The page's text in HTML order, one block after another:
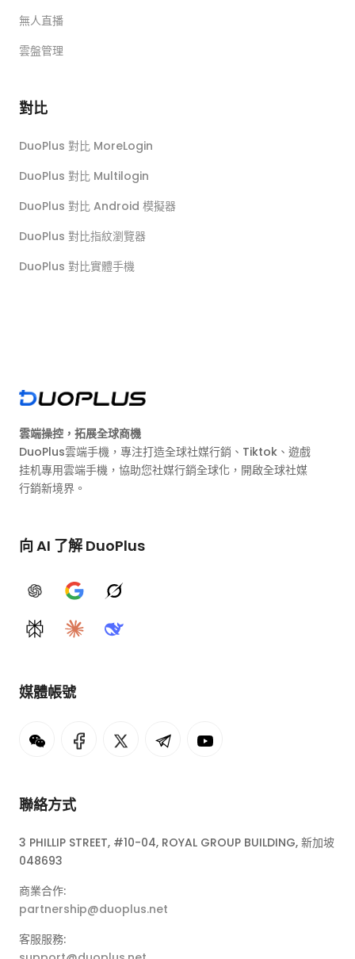
無人直播
雲盤管理
對比
DuoPlus 對比 MoreLogin
DuoPlus 對比 Multilogin
DuoPlus 對比 Android 模擬器
DuoPlus 對比指紋瀏覽器
DuoPlus 對比實體手機
雲端操控，拓展全球商機
DuoPlus雲端手機，專注打造全球社媒行銷、Tiktok、遊戲
挂机專用雲端手機，協助您社媒行銷全球化，開啟全球社媒
行銷新境界。
向 AI 了解 DuoPlus
ChatGPTGoogle AIGrok
PerplexityClaudeDeepSeek
媒體帳號
聯絡方式
3 PHILLIP STREET, #10-04, ROYAL GROUP BUILDING, 新加坡
048693
商業合作:
partnership@duoplus.net
客服服務: